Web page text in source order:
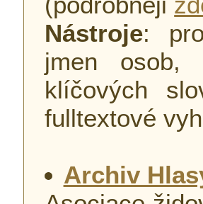
Nástroje:
jmen osob,
klíčových
fulltextové
Archiv